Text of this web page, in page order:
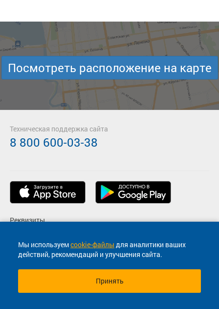
Мы используемcookie-файлы для аналитики ваших
действий, рекомендаций и улучшения сайта.
Принять
Посмотреть расположение на карте
Реквизиты
Пользовательское соглашение
Политика конфиденциальности
Техническая поддержка сайта
8 800 600-03-38
© 2013-2026, ООО "Капитал"- Онлайн сервис продажи